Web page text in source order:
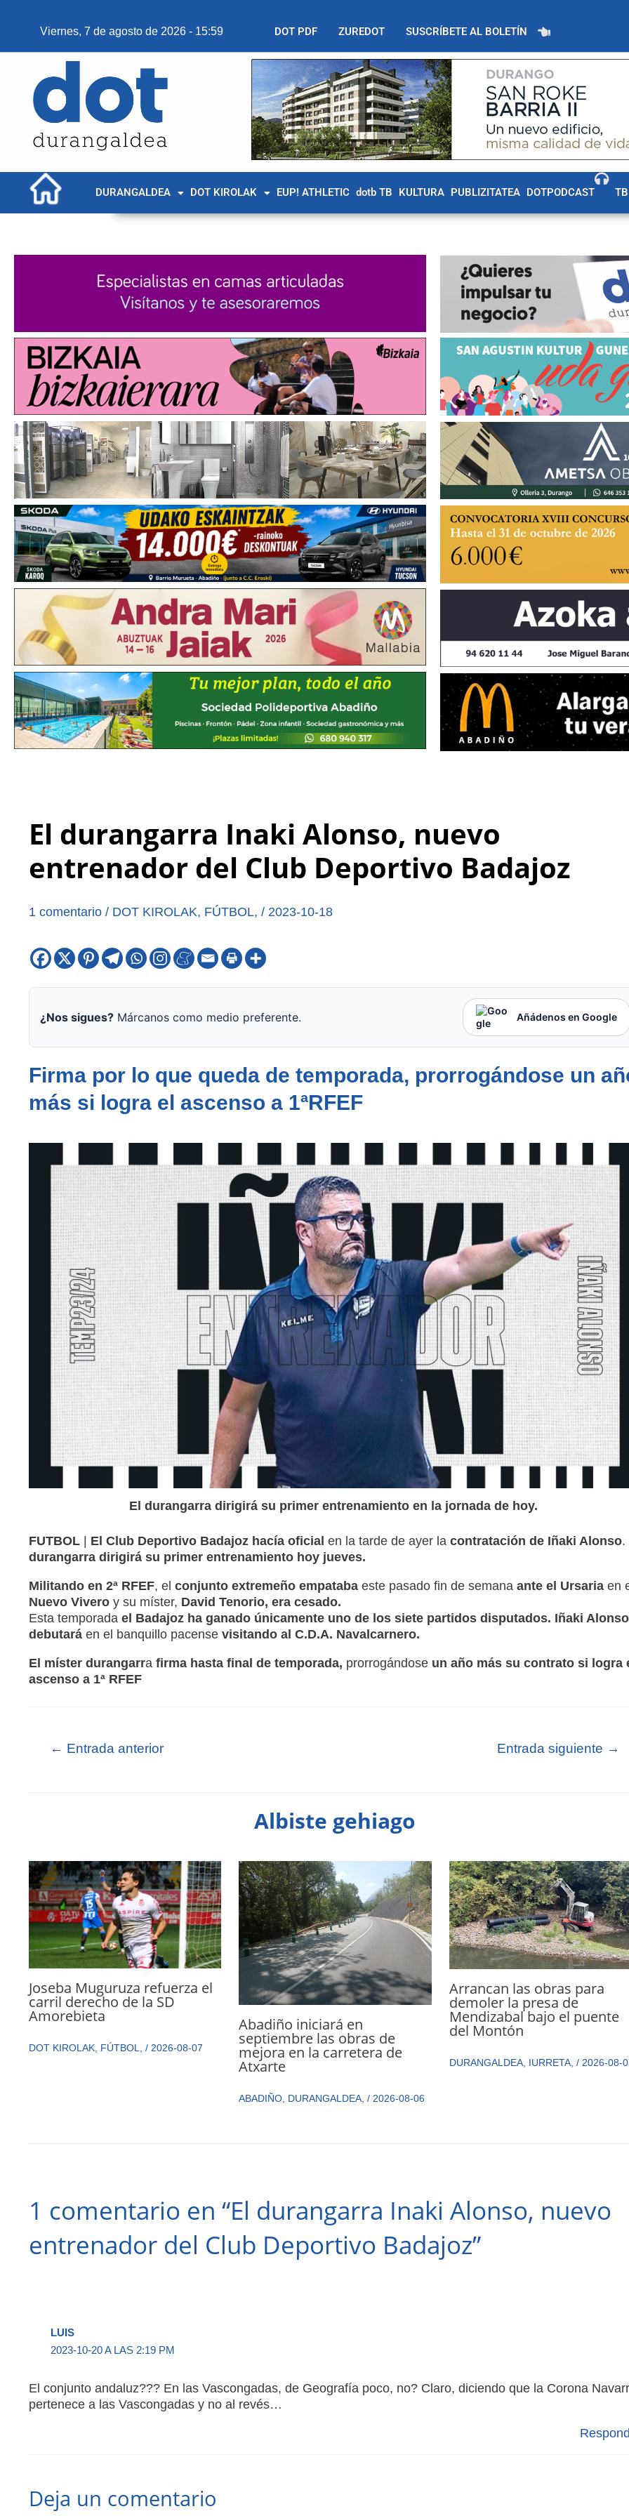
Viernes, 7 de agosto de 2026 - 15:59 DOT PDF ZUREDOT SUSCRÍBETE AL BOLETÍN
DURANGALDEA DOT KIROLAK EUP! ATHLETIC dotb TB KULTURA PUBLIZITATEA DOTPODCAST
El durangarra Inaki Alonso, nuevo
entrenador del Club Deportivo Badajoz
1 comentario / DOT KIROLAK, FÚTBOL, / 2023-10-18
¿Nos sigues?Márcanos como medio preferente. Añádenos en Google
Firma por lo que queda de temporada, prorrogándose un
más si logra el ascenso a 1ªRFEF
El durangarra dirigirá su primer entrenamiento en la jornada de hoy.
FUTBOL| El Club Deportivo Badajoz hacía oficial en la tarde de ayer lacontratación de Iñaki Alonso.
durangarra dirigirá su primer entrenamiento hoy jueves.
Militando en 2ª RFEF, el conjunto extremeño empatabaeste pasado fin de semana ante el Ursariaen
Nuevo Viveroy su míster, David Tenorio, era cesado.
Esta temporada el Badajoz ha ganado únicamente uno de los siete partidos disputados. Iñaki Alonso
debutaráen el banquillo pacense visitando al C.D.A. Navalcarnero.
El míster durangarra firma hasta final de temporada, prorrogándose un año más su contrato si logra
ascenso a 1ª RFEF
← Entrada anterior Entrada siguiente →
Albiste gehiago
Joseba Muguruza refuerza el
carril derecho de la SD
Amorebieta
DOT KIROLAK, FÚTBOL / 2026-08-07
Abadiño iniciará en
septiembre las obras de
mejora en la carretera de
Atxarte
ABADIÑO DURANGALDEA ,/ 2026-08-06
Arrancan las obras para
demoler la presa de
Mendizabal bajo el puente
del Montón
DURANGALDEA, IURRETA, / 2026-08-
1 comentario en “El durangarra Inaki Alonso, nuevo
entrenador del Club Deportivo Badajoz”
LUIS
2023-10-20 A LAS 2:19 PM
El conjunto andaluz??? En las Vascongadas, de Geografía poco, no? Claro, diciendo que la Corona
pertenece a las Vascongadas y no al revés…
Deja un comentario